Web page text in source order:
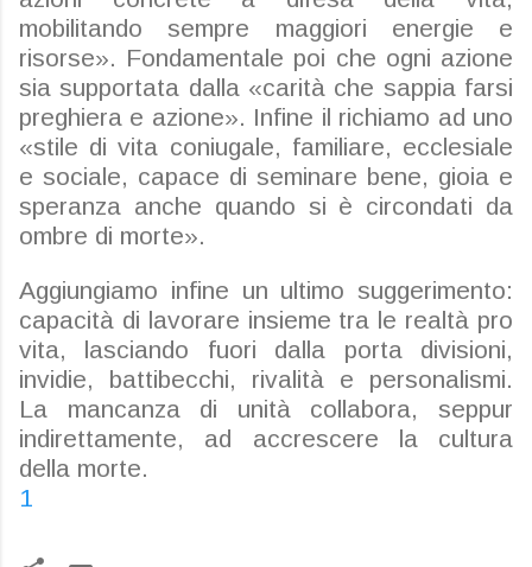
mobilitando sempre maggiori energie e
risorse». Fondamentale poi che ogni azione
sia supportata dalla «carità che sappia farsi
preghiera e azione». Infine il richiamo ad uno
«stile di vita coniugale, familiare, ecclesiale
e sociale, capace di seminare bene, gioia e
speranza anche quando si è circondati da
ombre di morte».
Aggiungiamo infine un ultimo suggerimento:
capacità di lavorare insieme tra le realtà pro
vita, lasciando fuori dalla porta divisioni,
invidie, battibecchi, rivalità e personalismi.
La mancanza di unità collabora, seppur
indirettamente, ad accrescere la cultura
della morte.
1